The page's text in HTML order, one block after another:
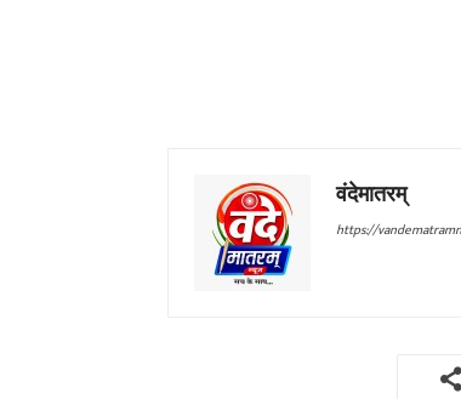
वंदेमातरम्
https://